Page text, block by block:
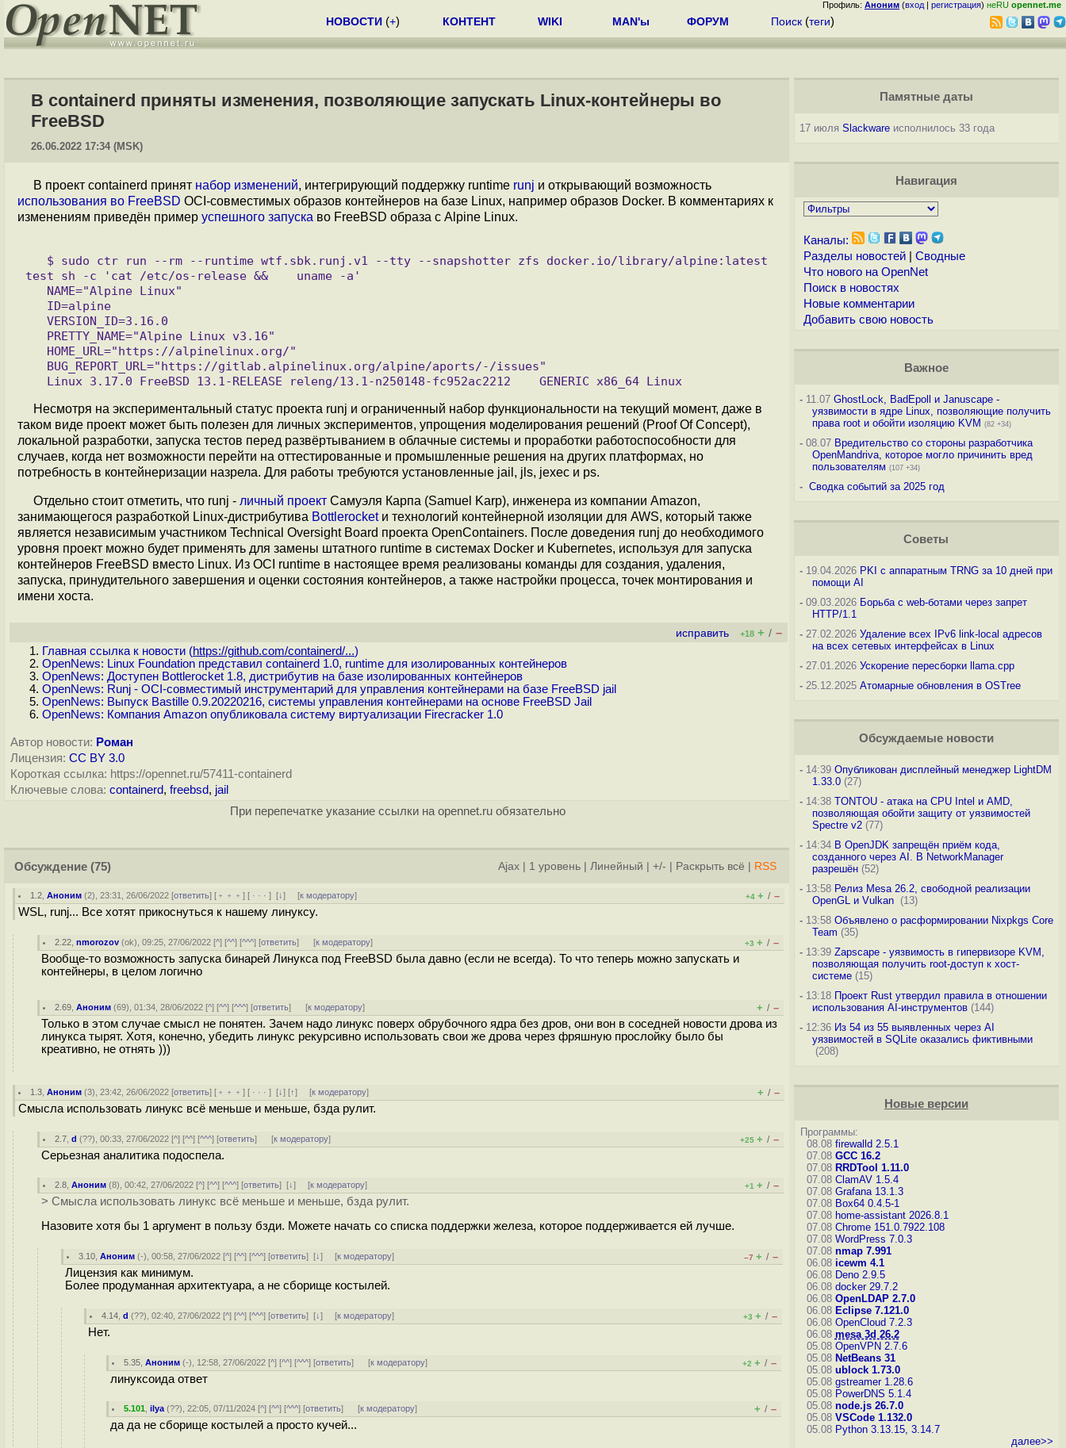
Профиль: Аноним (вход | регистрация) неRU opennet.me
НОВОСТИ (+) КОНТЕНТ WIKI MAN'ы ФОРУМ Поиск (теги)
В containerd приняты изменения, позволяющие запускать Linux-контейнеры во
FreeBSD
26.06.2022 17:34 (MSK)
В проект containerd принят набор изменений, интегрирующий поддержку runtime runj и открывающий возможность
использования во FreeBSD OCI-совместимых образов контейнеров на базе Linux, например образов Docker. В комментариях к
изменениям приведён пример успешного запуска во FreeBSD образа с Alpine Linux.
test sh -c 'cat /etc/os-release &&    uname -a'
Несмотря на экспериментальный статус проекта runj и ограниченный набор функциональности на текущий момент, даже в
таком виде проект может быть полезен для личных экспериментов, упрощения моделирования решений (Proof Of Concept),
локальной разработки, запуска тестов перед развёртыванием в облачные системы и проработки работоспособности для
случаев, когда нет возможности перейти на оттестированные и промышленные решения на других платформах, но
потребность в контейнеризации назрела. Для работы требуются установленные jail, jls, jexec и ps.
Отдельно стоит отметить, что runj - личный проект Самуэля Карпа (Samuel Karp), инженера из компании Amazon,
занимающегося разработкой Linux-дистрибутива Bottlerocketи технологий контейнерной изоляции для AWS, который также
является независимым участником Technical Oversight Board проекта OpenContainers. После доведения runj до необходимого
уровня проект можно будет применять для замены штатного runtime в системах Docker и Kubernetes, используя для запуска
контейнеров FreeBSD вместо Linux. Из OCI runtime в настоящее время реализованы команды для создания, удаления,
запуска, принудительного завершения и оценки состояния контейнеров, а также настройки процесса, точек монтирования и
имени хоста.
исправить +18 + / –
Главная ссылка к новости (https://github.com/containerd/...)
OpenNews: Linux Foundation представил containerd 1.0, runtime для изолированных контейнеров
OpenNews: Доступен Bottlerocket 1.8, дистрибутив на базе изолированных контейнеров
OpenNews: Runj - OCI-совместимый инструментарий для управления контейнерами на базе FreeBSD jail
OpenNews: Выпуск Bastille 0.9.20220216, системы управления контейнерами на основе FreeBSD Jail
OpenNews: Компания Amazon опубликовала систему виртуализации Firecracker 1.0
Автор новости: Роман
Лицензия: CC BY 3.0
Короткая ссылка: https://opennet.ru/57411-containerd
Ключевые слова: containerd, freebsd, jail
При перепечатке указание ссылки на opennet.ru обязательно
Обсуждение (75) Ajax 1 уровень Линейный +/- Раскрыть всё RSS
1.2 ,Аноним (2), 23:31, 26/06/2022 [ответить] [ ﹢﹢﹢] [ · · ·][↓] [к модератору] +4 + / –
WSL, runj... Все хотят прикоснуться к нашему линуксу.
2.22 ,nmorozov (ok), 09:25, 27/06/2022 [^] [^^] [^^^] [ответить] [к модератору] +3 + / –
Вообще-то возможность запуска бинарей Линукса под FreeBSD была давно (если не всегда). То что теперь можно запускать и
контейнеры, в целом логично
2.69 ,Аноним (69), 01:34, 28/06/2022 [^] [^^] [^^^] [ответить] [к модератору] + / –
Только в этом случае смысл не понятен. Зачем надо линукс поверх обрубочного ядра без дров, они вон в соседней новости дрова из
линукса тырят. Хотя, конечно, убедить линукс рекурсивно использовать свои же дрова через фряшную прослойку было бы
креативно, не отнять )))
1.3 ,Аноним (3), 23:42, 26/06/2022 [ответить] [ ﹢﹢﹢] [ · · ·][↓] [↑] [к модератору] + / –
Смысла использовать линукс всё меньше и меньше, бзда рулит.
2.7 ,d (??), 00:33, 27/06/2022 [^] [^^] [^^^] [ответить] [к модератору] +25 + / –
Серьезная аналитика подоспела.
2.8 ,Аноним (8), 00:42, 27/06/2022 [^] [^^] [^^^] [ответить][↓] [к модератору] +1 + / –
> Смысла использовать линукс всё меньше и меньше, бзда рулит.
Назовите хотя бы 1 аргумент в пользу бзди. Можете начать со списка поддержки железа, которое поддерживается ей лучше.
3.10 ,Аноним (-), 00:58, 27/06/2022 [^] [^^] [^^^] [ответить][↓] [к модератору] –7 + / –
Лицензия как минимум.
Более продуманная архитектуара, а не сборище костылей.
4.14 ,d (??), 02:40, 27/06/2022 [^] [^^] [^^^] [ответить][↓] [к модератору] +3 + / –
Нет.
5.35 ,Аноним (-), 12:58, 27/06/2022 [^] [^^] [^^^] [ответить] [к модератору] +2 + / –
линуксоида ответ
5.101 ,ilya (??), 22:05, 07/11/2024 [^] [^^] [^^^] [ответить] [к модератору] + / –
да да не сборище костылей а просто кучей...
Памятные даты
17 июля Slackwareисполнилось 33 года
Навигация
Каналы:
Разделы новостей| Сводные
Что нового на OpenNet
Поиск в новостях
Новые комментарии
Добавить свою новость
Важное
-11.07 GhostLock, BadEpoll и Januscape -
уязвимости в ядре Linux, позволяющие получить
права root и обойти изоляцию KVM (82 +34)
-08.07 Вредительство со стороны разработчика
OpenMandriva, которое могло причинить вред
пользователям (107 +34)
- Сводка событий за 2025 год
Советы
-19.04.2026 PKI с аппаратным TRNG за 10 дней при
помощи AI
-09.03.2026 Борьба с web-ботами через запрет
HTTP/1.1
-27.02.2026 Удаление всех IPv6 link-local адресов
на всех сетевых интерфейсах в Linux
-27.01.2026 Ускорение пересборки llama.cpp
-25.12.2025 Атомарные обновления в OSTree
Обсуждаемые новости
-14:39 Опубликован дисплейный менеджер LightDM
1.33.0(27)
-14:38 TONTOU - атака на CPU Intel и AMD,
позволяющая обойти защиту от уязвимостей
Spectre v2(77)
-14:34 В OpenJDK запрещён приём кода,
созданного через AI. В NetworkManager
разрешён(52)
-13:58 Релиз Mesa 26.2, свободной реализации
OpenGL и Vulkan (13)
-13:58 Объявлено о расформировании Nixpkgs Core
Team (35)
-13:39 Zapscape - уязвимость в гипервизоре KVM,
позволяющая получить root-доступ к хост-
системе(15)
-13:18 Проект Rust утвердил правила в отношении
использования AI-инструментов(144)
-12:36 Из 54 из 55 выявленных через AI
уязвимостей в SQLite оказались фиктивными
(208)
Новые версии
Программы:
08.08 firewalld 2.5.1
07.08 GCC 16.2
07.08 RRDTool 1.11.0
07.08 ClamAV 1.5.4
07.08 Grafana 13.1.3
07.08 Box64 0.4.5-1
07.08 home-assistant 2026.8.1
07.08 Chrome 151.0.7922.108
07.08 WordPress 7.0.3
07.08 nmap 7.991
06.08 icewm 4.1
06.08 Deno 2.9.5
06.08 docker 29.7.2
06.08 OpenLDAP 2.7.0
06.08 Eclipse 7.121.0
06.08 OpenCloud 7.2.3
06.08 mesa 3d 26.2
05.08 OpenVPN 2.7.6
05.08 NetBeans 31
05.08 ublock 1.73.0
05.08 gstreamer 1.28.6
05.08 PowerDNS 5.1.4
05.08 node.js 26.7.0
05.08 VSCode 1.132.0
05.08 Python 3.13.15, 3.14.7
далее>>